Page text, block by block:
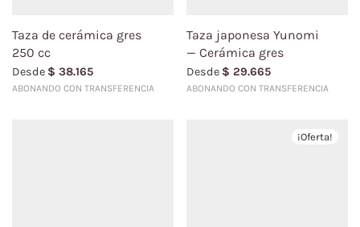
Taza de cerámica gres
250 cc
Desde $ 38.165
ABONANDO CON TRANSFERENCIA
Taza japonesa Yunomi
— Cerámica gres
Desde $ 29.665
ABONANDO CON TRANSFERENCIA
¡Oferta!